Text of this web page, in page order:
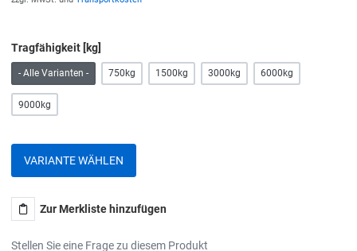
Tragfähigkeit [kg]
- Alle Varianten - 750kg 1500kg 3000kg 6000kg
9000kg
VARIANTE WÄHLEN
Zur Merkliste hinzufügen
Stellen Sie eine Frage zu diesem Produkt